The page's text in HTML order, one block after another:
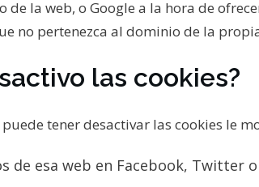
la web, o Google a la hora de
no pertenezca al dominio de la
las cookies?
tener desactivar las cookies le
de esa web en Facebook, Twitter